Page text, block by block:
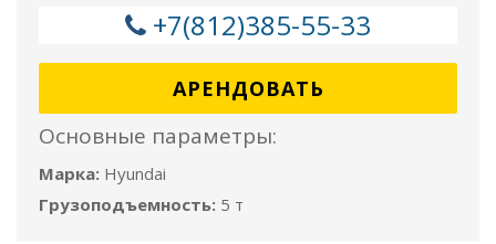
+7(812)385-55-33
АРЕНДОВАТЬ
Основные параметры:
Марка: Hyundai
Грузоподъемность: 5 т